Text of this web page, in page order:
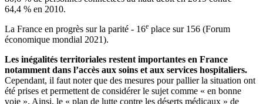
64,4 % en 2010.
La France en progrès sur la parité - 16e place sur 156 (Forum
économique mondial 2021).
Les inégalités territoriales restent importantes en France
notamment dans l’accès aux soins et aux services hospitaliers.
Cependant, il faut noter que des mesures pour pallier la situation ont
été prises et permettent de considérer le sujet comme « en bonne
voie ». Ainsi, le « plan de lutte contre les déserts médicaux » de